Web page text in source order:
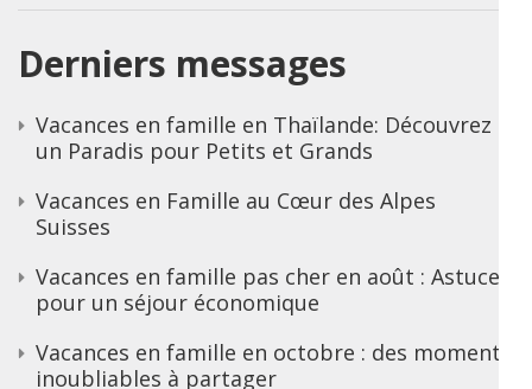
Derniers messages
Vacances en famille en Thaïlande: Découvrez
un Paradis pour Petits et Grands
Vacances en Famille au Cœur des Alpes
Suisses
Vacances en famille pas cher en août : Astuces
pour un séjour économique
Vacances en famille en octobre : des moments
inoubliables à partager